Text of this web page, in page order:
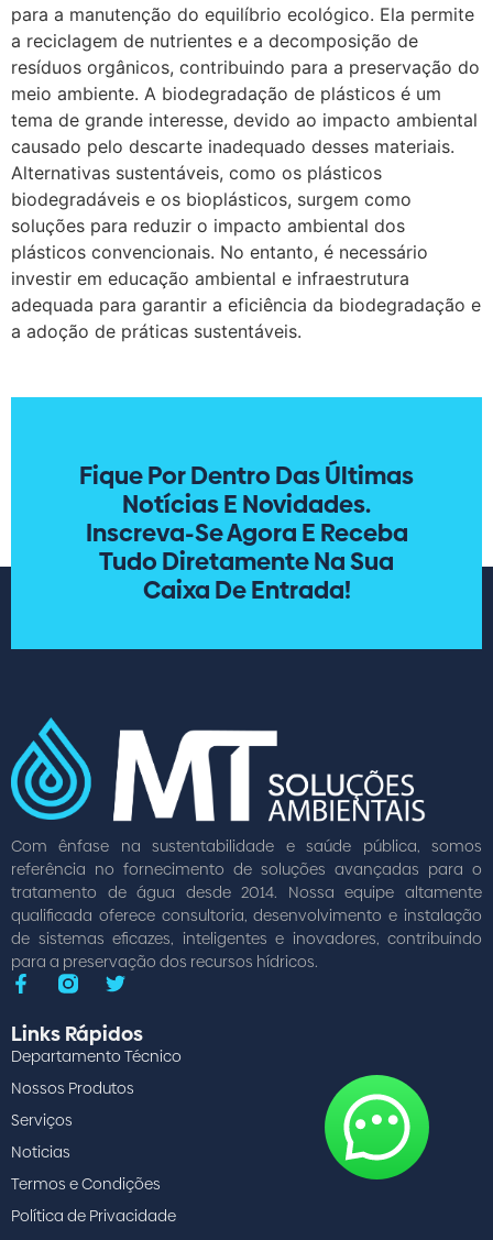
para a manutenção do equilíbrio ecológico. Ela permite
a reciclagem de nutrientes e a decomposição de
resíduos orgânicos, contribuindo para a preservação do
meio ambiente. A biodegradação de plásticos é um
tema de grande interesse, devido ao impacto ambiental
causado pelo descarte inadequado desses materiais.
Alternativas sustentáveis, como os plásticos
biodegradáveis e os bioplásticos, surgem como
soluções para reduzir o impacto ambiental dos
plásticos convencionais. No entanto, é necessário
investir em educação ambiental e infraestrutura
adequada para garantir a eficiência da biodegradação e
a adoção de práticas sustentáveis.
Fique Por Dentro Das Últimas
Notícias E Novidades.
Inscreva-Se Agora E Receba
Tudo Diretamente Na Sua
Caixa De Entrada!
Com ênfase na sustentabilidade e saúde pública, somos
referência no fornecimento de soluções avançadas para o
tratamento de água desde 2014. Nossa equipe altamente
qualificada oferece consultoria, desenvolvimento e instalação
de sistemas eficazes, inteligentes e inovadores, contribuindo
para a preservação dos recursos hídricos.
Links Rápidos
Departamento Técnico
Nossos Produtos
Serviços
Noticias
Termos e Condições
Política de Privacidade